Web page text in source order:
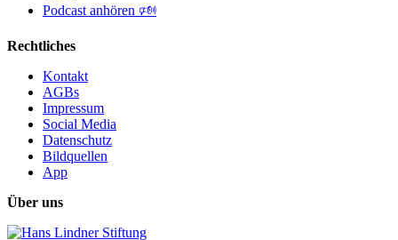
Podcast anhören 🕬
Rechtliches
Kontakt
AGBs
Impressum
Social Media
Datenschutz
Bildquellen
App
Über uns